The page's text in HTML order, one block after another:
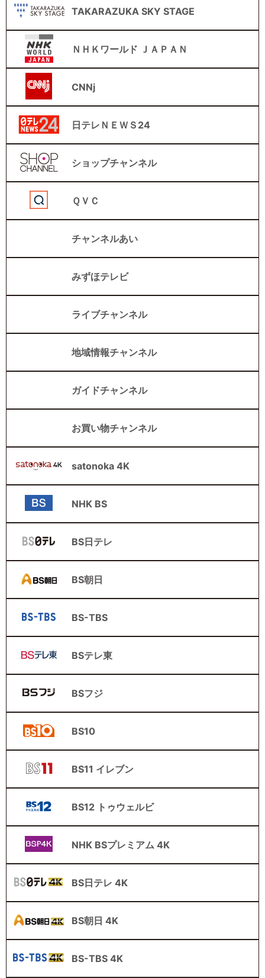
TAKARAZUKA SKY STAGE
ＮＨＫワールド ＪＡＰＡＮ
CNNj
日テレＮＥＷＳ24
ショップチャンネル
ＱＶＣ
チャンネルあい
みずほテレビ
ライブチャンネル
地域情報チャンネル
ガイドチャンネル
お買い物チャンネル
satonoka 4K
NHK BS
BS日テレ
BS朝日
BS-TBS
BSテレ東
BSフジ
BS10
BS11 イレブン
BS12 トゥウェルビ
NHK BSプレミアム 4K
BS日テレ 4K
BS朝日 4K
BS-TBS 4K